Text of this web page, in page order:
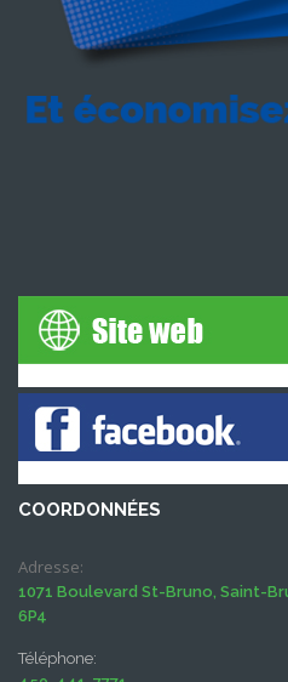
COORDONNÉES
Adresse:
1071 Boulevard St-Bruno, Saint-
6P4
Téléphone: